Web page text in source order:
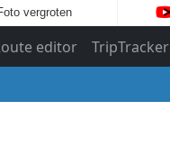
vergroten
editor TripTracker